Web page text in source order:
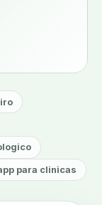
para clinicas